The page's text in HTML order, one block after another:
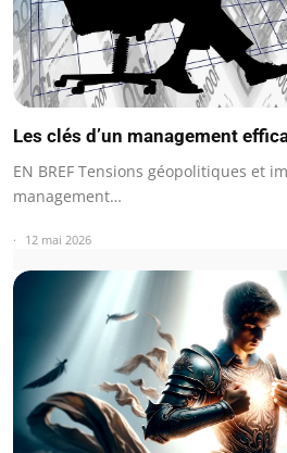
Les clés d’un management
EN BREF Tensions géopolitiques et
management…
12 mai 2026